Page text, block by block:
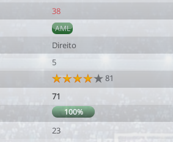
38
AML
Direito
5
81
71
100%
23